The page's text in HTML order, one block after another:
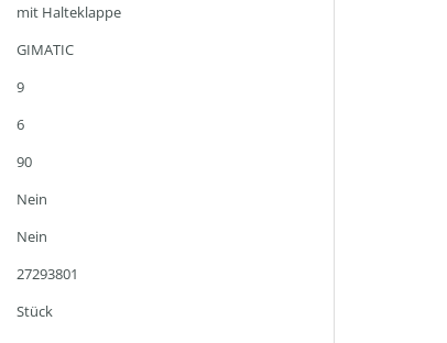
mit Halteklappe
GIMATIC
9
6
90
Nein
Nein
27293801
Stück